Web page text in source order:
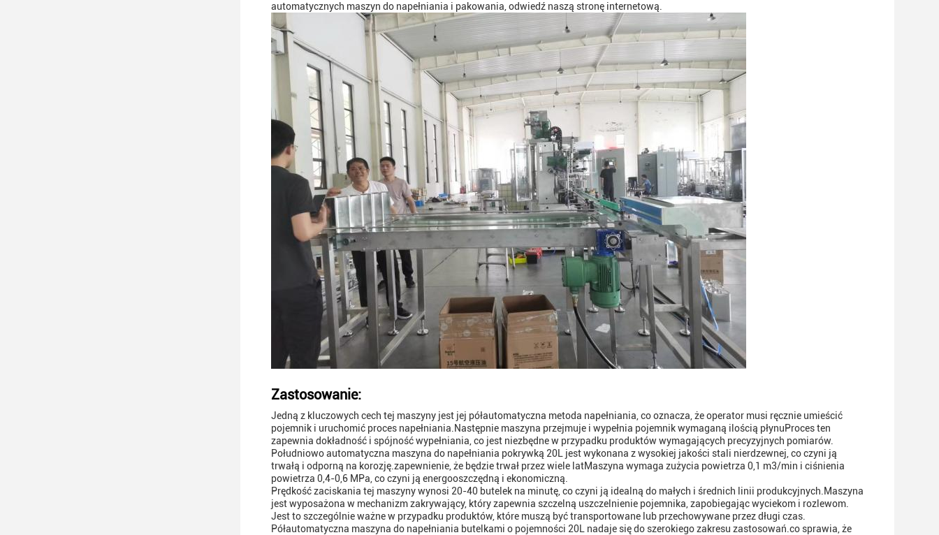
automatycznych maszyn do napełniania i pakowania, odwiedź naszą stronę internetową.
Zastosowanie:
Jedną z kluczowych cech tej maszyny jest jej półautomatyczna metoda napełniania, co oznacza, że operator musi ręcznie umieścić
pojemnik i uruchomić proces napełniania.Następnie maszyna przejmuje i wypełnia pojemnik wymaganą ilością płynuProces ten
zapewnia dokładność i spójność wypełniania, co jest niezbędne w przypadku produktów wymagających precyzyjnych pomiarów.
Południowo automatyczna maszyna do napełniania pokrywką 20L jest wykonana z wysokiej jakości stali nierdzewnej, co czyni ją
trwałą i odporną na korozję.zapewnienie, że będzie trwał przez wiele latMaszyna wymaga zużycia powietrza 0,1 m3/min i ciśnienia
powietrza 0,4-0,6 MPa, co czyni ją energooszczędną i ekonomiczną.
Prędkość zaciskania tej maszyny wynosi 20-40 butelek na minutę, co czyni ją idealną do małych i średnich linii produkcyjnych.Maszyna
jest wyposażona w mechanizm zakrywający, który zapewnia szczelną uszczelnienie pojemnika, zapobiegając wyciekom i rozlewom.
Jest to szczególnie ważne w przypadku produktów, które muszą być transportowane lub przechowywane przez długi czas.
Półautomatyczna maszyna do napełniania butelkami o pojemności 20L nadaje się do szerokiego zakresu zastosowań.co sprawia, że